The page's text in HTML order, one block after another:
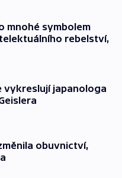
mnohé symbolem
rebelství,
vykreslují japanologa
obuvnictví,